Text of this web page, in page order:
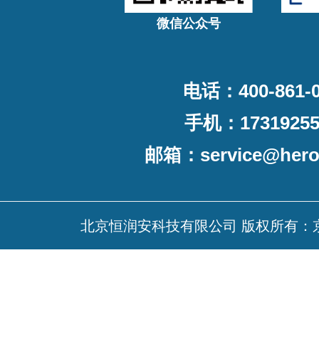
电话：400-861-
手机：
邮箱：
微信公众号
北京恒润安科技有限公司 版权所有：